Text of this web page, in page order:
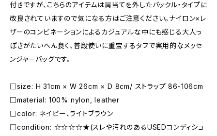
付きですが、こちらのアイテムは肩当てを外したバックル・タイプに
改良されていますので気になる方はご注意ください。ナイロン×レ
ザーのコンビネーションによるカジュアルな中にも感じる大人っ
ぽさがたいへん良く、普段使いに重宝するタフで実用的なメッセ
ンジャーバッグです。
□size: H 31cm × W 26cm × D 8cm/ ストラップ 86-106cm
□material: 100% nylon, leather
□color: ネイビー、ライトブラウン
□condition: ☆☆☆☆★(スレや汚れのあるUSEDコンディショ